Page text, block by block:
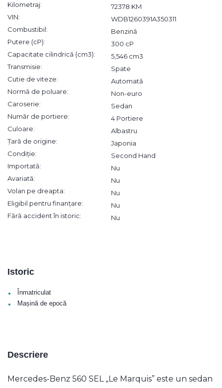
Kilometraj:
72378 KM
VIN:
WDB1260391A350311
Combustibil:
Benzină
Putere (cP):
300 cP
Capacitate cilindrică (cm3):
5,546 cm3
Transmisie:
Spate
Cutie de viteze:
Automată
Normă de poluare:
Non-euro
Caroserie:
Sedan
Număr de portiere:
4 Portiere
Culoare:
Albastru
Țară de origine:
Japonia
Condiție:
Second Hand
Importată:
Nu
Avariată:
Nu
Volan pe dreapta:
Nu
Eligibil pentru finanțare:
Nu
Fără accident în istoric:
Nu
Istoric
• Înmatriculat
• Mașină de epocă
Descriere
Mercedes-Benz 560 SEL „Le Marquis” este un sedan